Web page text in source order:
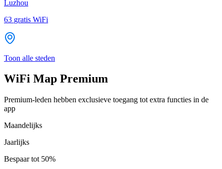
Luzhou
63 gratis WiFi
Toon alle steden
WiFi Map Premium
Premium-leden hebben exclusieve toegang tot extra functies in de
app
Maandelijks
Jaarlijks
Bespaar tot 50%